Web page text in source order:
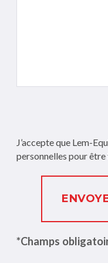
J’accepte que Lem-
personnelles pour